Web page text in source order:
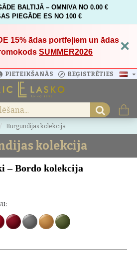
BALTIJĀ – OMNIVA NO 0.00 €
PIEGĀDE ES NO 100 €
15%ādas portfeļiem un ādas
SUMMER2026 ×
PIETEIKŠANĀS REĢISTRĒTIES
Burgundijas kolekcija
kolekcija
– Bordo kolekcija
darbs Latvijā
tonī, kas izceļ dabīgo tekstūru un